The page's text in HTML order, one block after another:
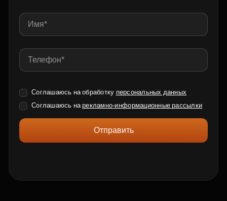
Соглашаюсь на обработку персональных данных
Соглашаюсь нарекламно-информационные рассылки
Отправить